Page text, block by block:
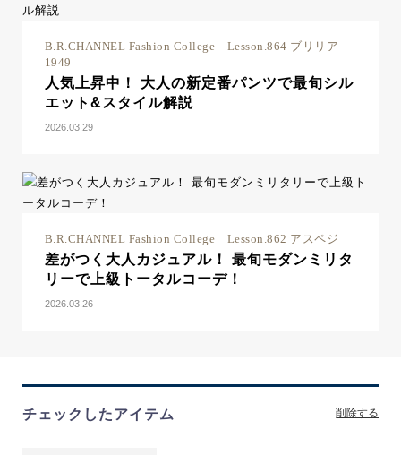
B.R.CHANNEL Fashion College Lesson.864 ブリリア
1949
人気上昇中！ 大人の新定番パンツで最旬シル
エット&スタイル解説
2026.03.29
B.R.CHANNEL Fashion College Lesson.862 アスペジ
差がつく大人カジュアル！ 最旬モダンミリタ
リーで上級トータルコーデ！
2026.03.26
チェックしたアイテム 削除する